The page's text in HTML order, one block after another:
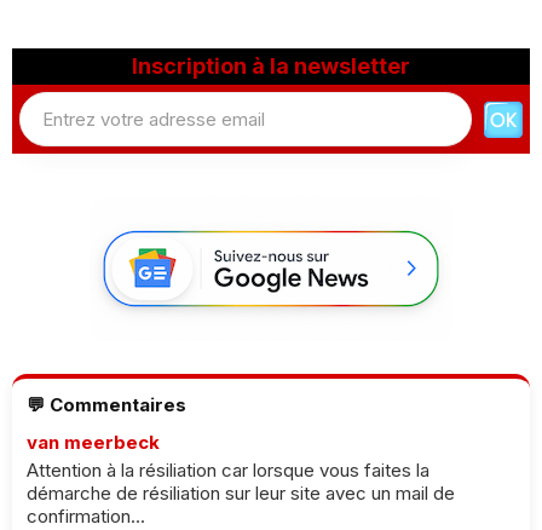
Inscription à la newsletter
💬 Commentaires
van meerbeck
Attention à la résiliation car lorsque vous faites la
démarche de résiliation sur leur site avec un mail de
confirmation...